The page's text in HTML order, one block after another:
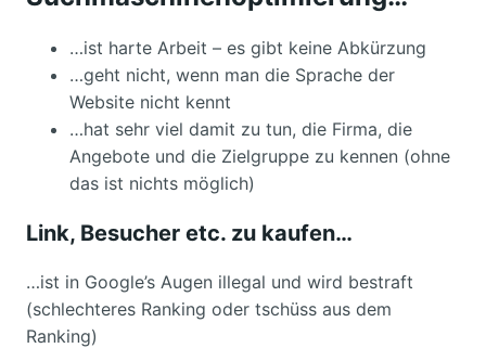
…ist harte Arbeit – es gibt keine Abkürzung
…geht nicht, wenn man die Sprache der
Website nicht kennt
…hat sehr viel damit zu tun, die Firma, die
Angebote und die Zielgruppe zu kennen (ohne
das ist nichts möglich)
Link, Besucher etc. zu kaufen…
…ist in Google’s Augen illegal und wird bestraft
(schlechteres Ranking oder tschüss aus dem
Ranking)